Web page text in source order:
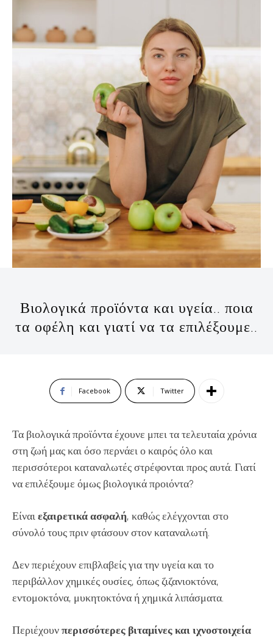
Βιολογικά προϊόντα και υγεία.. ποια
τα οφέλη και γιατί να τα επιλέξουμε..
Facebook Twitter
Τα βιολογικά προϊόντα έχουνε μπει τα τελευταία χρόνια
στη ζωή μας και όσο περνάει ο καιρός όλο και
περισσότεροι καταναλωτές στρέφονται προς αυτά. Γιατί
να επιλέξουμε όμως βιολογικά προιόντα?
Είναιεξαιρετικά ασφαλή, καθώς ελέγχονται στο
σύνολό τους πριν φτάσουν στον καταναλωτή.
Δεν περιέχουν επιβλαβείς για την υγεία και το
περιβάλλον χημικές ουσίες, όπως ζιζανιοκτόνα,
εντομοκτόνα, μυκητοκτόνα ή χημικά λιπάσματα.
Περιέχουνπερισσότερες βιταμίνες και ιχνοστοιχεία